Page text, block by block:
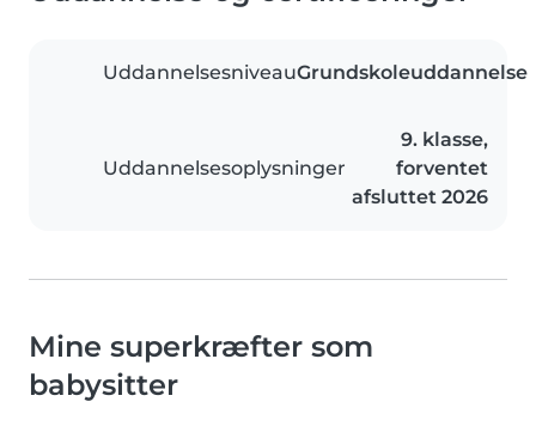
UddannelsesniveauGrundskoleuddannelse
Uddannelsesoplysninger
9. klasse,
forventet
afsluttet 2026
Mine superkræfter som
babysitter